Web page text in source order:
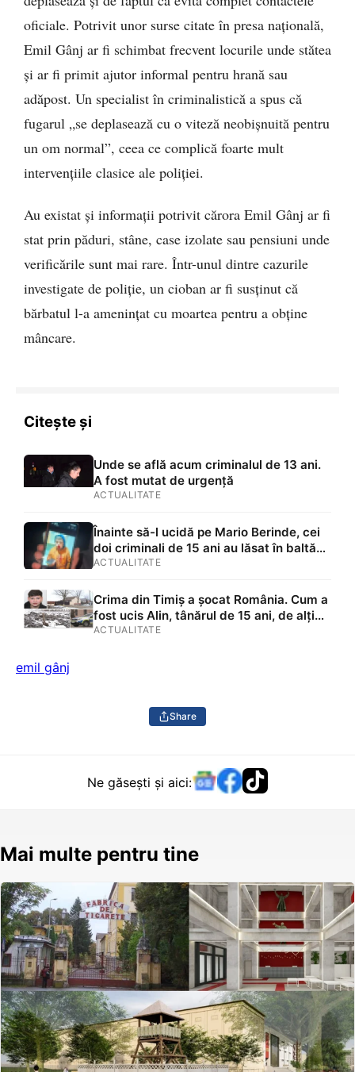
oficiale. Potrivit unor surse citate în presa națională,
Emil Gânj ar fi schimbat frecvent locurile unde stătea
și ar fi primit ajutor informal pentru hrană sau
adăpost. Un specialist în criminalistică a spus că
fugarul „se deplasează cu o viteză neobișnuită pentru
un om normal”, ceea ce complică foarte mult
intervențiile clasice ale poliției.
Au existat și informații potrivit cărora Emil Gânj ar fi
stat prin păduri, stâne, case izolate sau pensiuni unde
verificările sunt mai rare. Într-unul dintre cazurile
investigate de poliție, un cioban ar fi susținut că
bărbatul l-a amenințat cu moartea pentru a obține
mâncare.
Citește și
Unde se află acum criminalul de 13 ani.
A fost mutat de urgență
ACTUALITATE
Înainte să-l ucidă pe Mario Berinde, cei
doi criminali de 15 ani au lăsat în baltă
de sânge un băiat de 18 ani. Poliția știa
ACTUALITATE
Crima din Timiș a șocat România. Cum a
fost ucis Alin, tânărul de 15 ani, de alți
doi adolescenți de 13 și 15 ani.
ACTUALITATE
emil gânj
Share
Ne găsești și aici:
Mai multe pentru tine